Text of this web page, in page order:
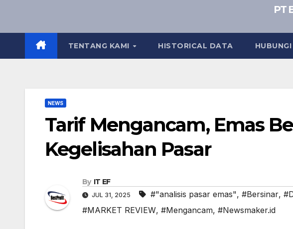
PT
TENTANG KAMI HISTORICAL DATA
NEWS
Tarif Mengancam, Emas
Kegelisahan Pasar
By IT EF
JUL 31, 2025 #"analisis pasar emas", #Bersinar,
#MARKET REVIEW, #Mengancam, #Newsmaker.id